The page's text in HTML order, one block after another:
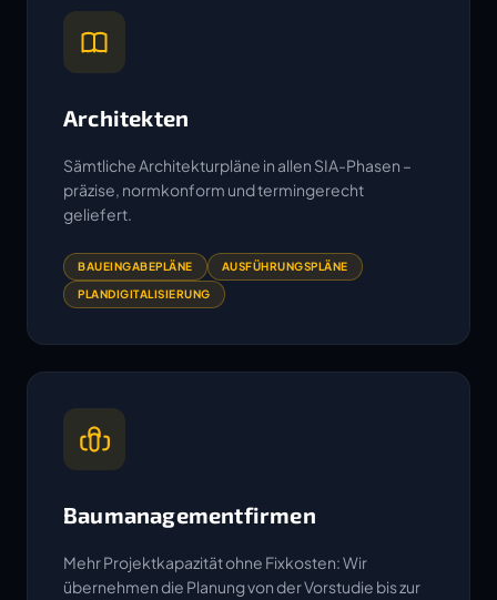
Architekten
Sämtliche Architekturpläne in allen SIA-Phasen –
präzise, normkonform und termingerecht
geliefert.
BAUEINGABEPLÄNE AUSFÜHRUNGSPLÄNE
PLANDIGITALISIERUNG
Baumanagementfirmen
Mehr Projektkapazität ohne Fixkosten: Wir
übernehmen die Planung von der Vorstudie bis zur